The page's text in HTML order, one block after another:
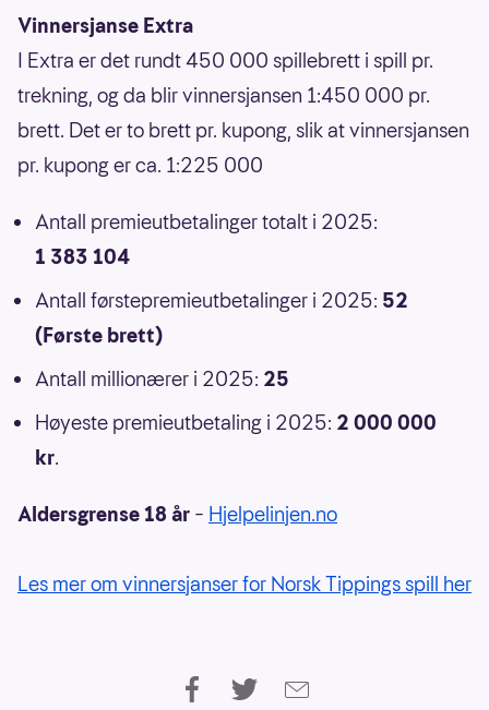
Vinnersjanse Extra
I Extra er det rundt 450 000 spillebrett i spill pr.
trekning, og da blir vinnersjansen 1:450 000 pr.
brett. Det er to brett pr. kupong, slik at vinnersjansen
pr. kupong er ca. 1:225 000
Antall premieutbetalinger totalt i 2025:
1 383 104
Antall førstepremieutbetalinger i 2025: 52
(Første brett)
Antall millionærer i 2025: 25
Høyeste premieutbetaling i 2025: 2 000 000
kr.
Aldersgrense 18 år – Hjelpelinjen.no
Les mer om vinnersjanser for Norsk Tippings spill her